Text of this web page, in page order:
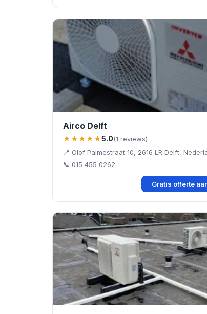
Airco Delft
★★★★★5.0(1 reviews)
📍 Olof Palmestraat 10, 2616 LR Delft,
📞 015 455 0262
Gratis offerte